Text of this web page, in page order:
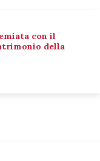
con il
della